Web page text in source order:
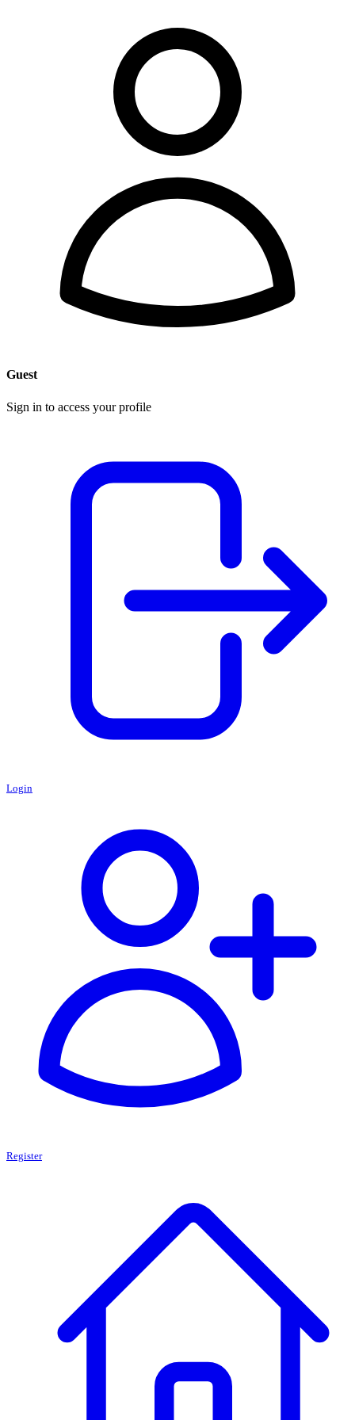
Guest
Sign in to access your profile
Login
Register